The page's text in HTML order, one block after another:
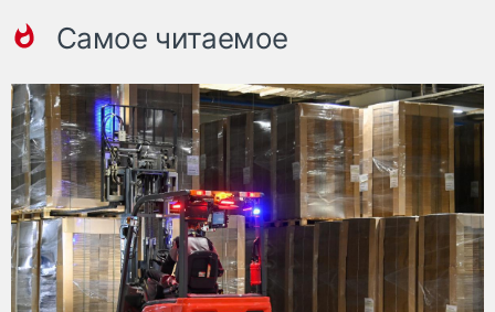
Самое читаемое